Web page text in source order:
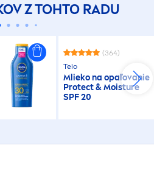
Z TOHTO RADU
(364)
Telo
Mlieko na opaľovanie
Protect& Moisture
SPF 20